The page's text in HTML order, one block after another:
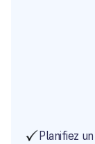
Planifiez